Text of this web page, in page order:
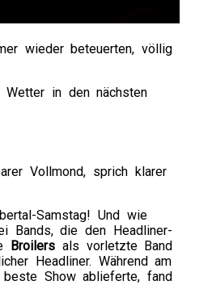
wieder beteuerten, völlig
in den nächsten
Vollmond, sprich klarer
Samstag! Und wie
Bands, die den Headliner-
Broilersals vorletzte Band
Headliner. Während am
Show ablieferte, fand